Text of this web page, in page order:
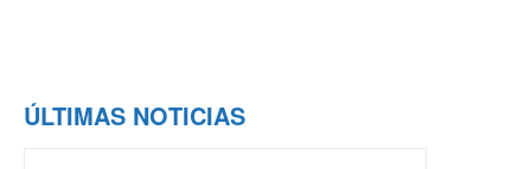
ÚLTIMAS NOTICIAS